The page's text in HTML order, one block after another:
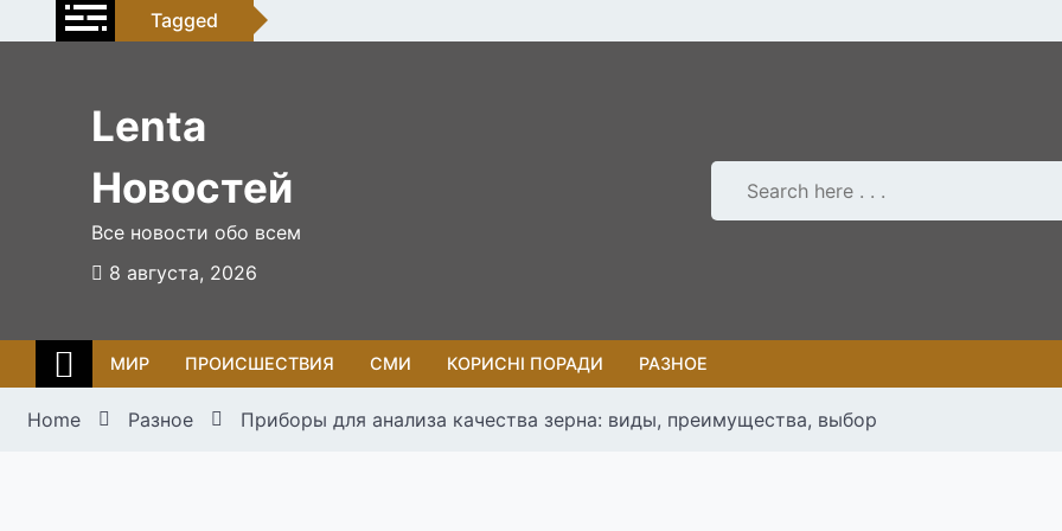
to
Tagged
Lenta
Новостей
Все новости обо всем
8 августа, 2026
МИР ПРОИСШЕСТВИЯ СМИ КОРИСНІ ПОРАДИ РАЗНОЕ
Home Разное Приборы для анализа качества зерна: виды, преимущества, выбор